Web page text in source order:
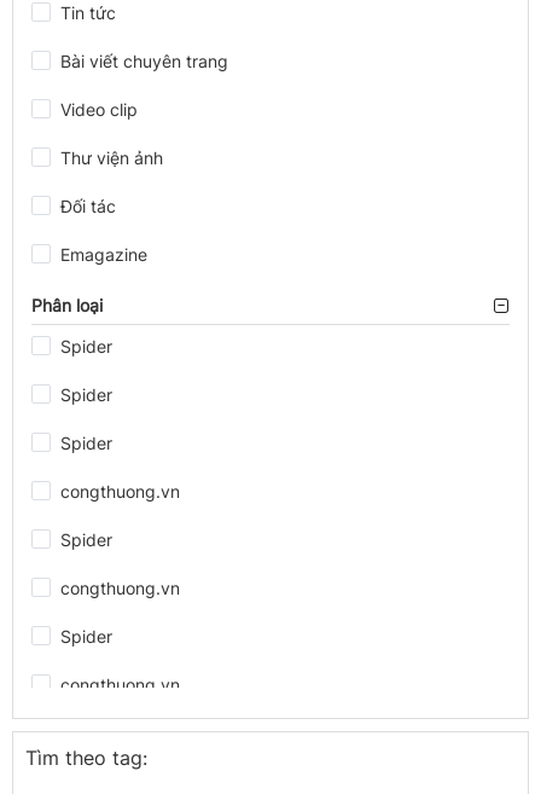
Tin tức
Bài viết chuyên trang
Video clip
Thư viện ảnh
Đối tác
Emagazine
Phân loại
Spider
Spider
Spider
congthuong.vn
Spider
congthuong.vn
Spider
congthuong.vn
Spider
Tìm theo tag: